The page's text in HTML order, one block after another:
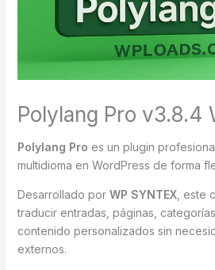
Polylang Pro v3.8.4
Polylang Pro es un plugin
multidioma en WordPress de forma
Desarrollado por WP SYNTEX, este
traducir entradas, páginas,
contenido personalizados sin
externos.